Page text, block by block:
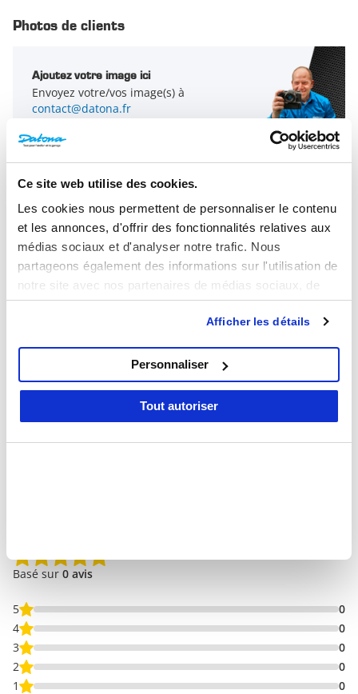
Ce site web utilise des cookies.
Les cookies nous permettent de personnaliser le contenu
et les annonces, d'offrir des fonctionnalités relatives aux
médias sociaux et d'analyser notre trafic. Nous
partageons également des informations sur l'utilisation de
notre site avec nos partenaires de médias sociaux, de
publicité et d'analyse, qui peuvent combiner celles-ci
avec d'autres informations que vous leur avez fournies ou
Afficher les détails
Tout autoriser
Personnaliser
Trois premiers tiroirs : 53 x 52 x 6 cm
Trois derniers tiroirs : 53 x 52 x 13,5 cm
Longueur de l'établi
Matériau du plan de travail
Photos de clients
Ajoutez votre image ici
Envoyez votre/vos image(s) à
contact@datona.fr
Basé sur 0 avis
5
0
4
0
3
0
2
0
1
0